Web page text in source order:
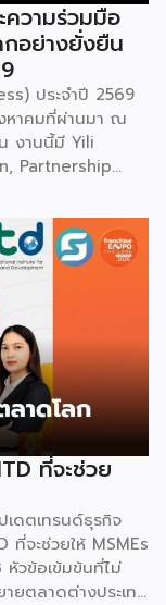
วามร่วมมือ
กอย่างยั่งยืน
ประจำปี 2569
หาคมที่ผ่านมา ณ
งานนี้มี Yili
Partnership
ะชับความร่วมมือ
น) ถือเป็นเวทีระดับ
นักวิชาการ และผู้
หกรรมนมทั่วโลก
กอย่างเป็น
าสตร์และ
อบป้ายประกาศ
องฮูฮอตดำรง
วงแห่ง
วิณี ชินะโชติ
รมอบตำแหน่งดัง
วามมุ่งมั่นทุ่มเท
พร้อมกล่าวเสริม
ขับเคลื่อนแก่
ที่จะช่วย
ดตเทรนด์ธุรกิจ
จะช่วยให้ MSMEs
วข้อเข้มข้นที่ไม่
ยตลาดต่างประเทศ